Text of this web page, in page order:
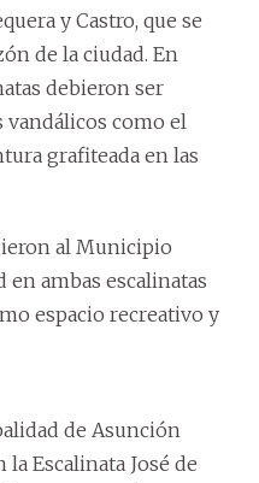
y Castro, que se
de la ciudad. En
debieron ser
vandálicos como el
grafiteada en las
al Municipio
ambas escalinatas
espacio recreativo y
de Asunción
Escalinata José de